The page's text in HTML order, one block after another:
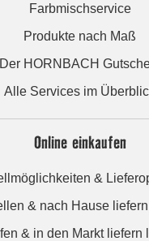
Farbmischservice
Produkte nach Maß
Der HORNBACH
Alle Services im
Online einkaufen
&
& nach Hause
& in den Markt liefern